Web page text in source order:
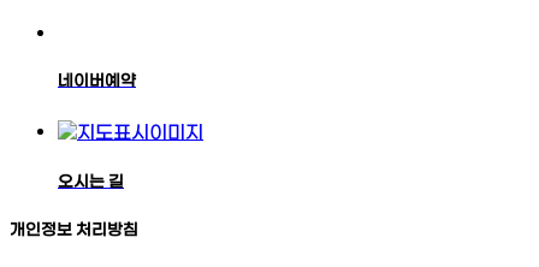
네이버예약
오시는 길
개인정보 처리방침